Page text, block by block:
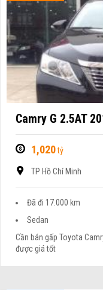
Camry G 2.5AT
1,020tỷ
TP Hồ Chí Minh
Đã đi 17.000 km
Sedan
Cần bán gấp Toyota
được giá tốt